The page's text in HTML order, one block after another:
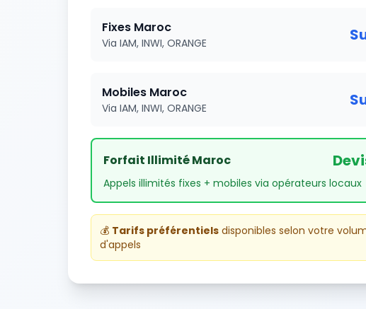
Fixes Maroc
Via IAM, INWI, ORANGE
Mobiles Maroc
Via IAM, INWI, ORANGE
Forfait Illimité Maroc
Appels illimités fixes + mobiles via opérateurs locaux
💰 Tarifs préférentiels disponibles selon votre
d'appels